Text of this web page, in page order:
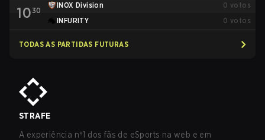
10 30
INOX Division 0 votos
INFURITY
0 votos
TODAS AS PARTIDAS FUTURAS
STRAFE
A experiência nº1 dos fãs de eSports na web e em